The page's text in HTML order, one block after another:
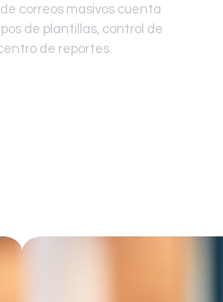
correos masivos cuenta
de plantillas, control de
de reportes.